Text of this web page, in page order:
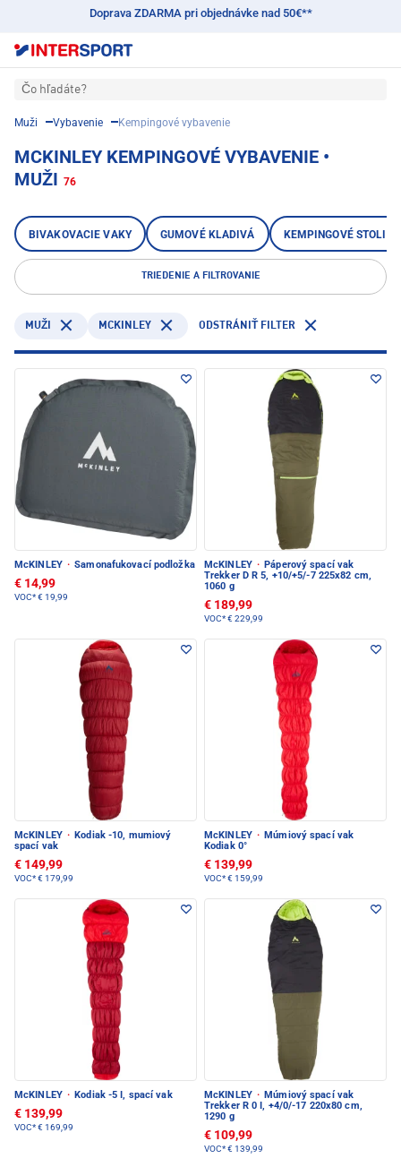
Doprava ZDARMA pri objednávke nad 50€**
Čo hľadáte?
Muži Vybavenie Kempingové vybavenie
MCKINLEY KEMPINGOVÉ VYBAVENIE •
MUŽI 76
BIVAKOVACIE VAKY GUMOVÉ KLADIVÁ KEMPINGOVÉ
TRIEDENIE A FILTROVANIE
MUŽI MCKINLEY ODSTRÁNIŤ FILTER
McKINLEY · Samonafukovací podložka
€ 14,99
VOC*€ 19,99
McKINLEY · Páperový spací vak
Trekker D R 5, +10/+5/-7 225x82 cm,
1060 g
€ 189,99
VOC*€ 229,99
McKINLEY · Kodiak -10, mumiový
spací vak
€ 149,99
VOC*€ 179,99
McKINLEY · Múmiový spací vak
Kodiak 0°
€ 139,99
VOC*€ 159,99
McKINLEY · Kodiak -5 I, spací vak
€ 139,99
VOC*€ 169,99
McKINLEY · Múmiový spací vak
Trekker R 0 I, +4/0/-17 220x80 cm,
1290 g
€ 109,99
VOC*€ 139,99